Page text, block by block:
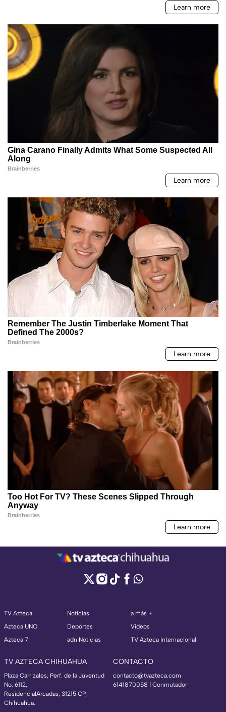
TV Azteca
Azteca UNO
Azteca 7
Noticias
Deportes
adn Noticias
a más +
Videos
TV Azteca Internacional
TV AZTECA CHIHUAHUA
Plaza Carrizales, Perf. de la Juventud
No. 6112,
ResidencialArcadas, 31215 CP,
Chihuahua.
CONTACTO
contacto@tvazteca.com
6141870058 | Conmutador